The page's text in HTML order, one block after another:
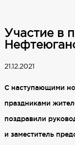
Участие в
21.12.2021
С наступающими
праздниками
поздравили
и заместитель